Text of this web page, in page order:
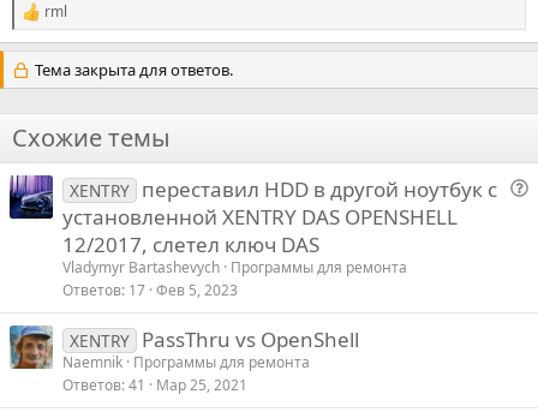
Р
е
а
к
и
и
rml
Тема закрыта для ответов.
Схожие темы
В
с
XENTRY переставил HDD в другой ноутбук с
установленной XENTRY DAS OPENSHELL
12/2017, слетел ключ DAS
Vladymyr Bartashevych Программы для ремонта
Ответов 17 Фев 5, 2023
XENTRY PassThru vs OpenShell
Naemnik Программы для ремонта
Ответов 41 Мар 25, 2021